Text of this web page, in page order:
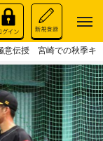
意伝授 宮崎での秋季キ